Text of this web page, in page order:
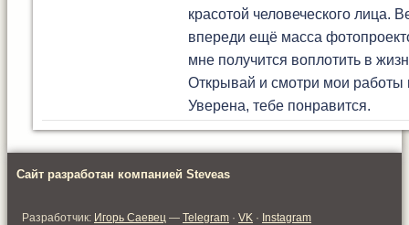
красотой человеческого лица.
впереди ещё масса
мне получится воплотить в
Открывай и смотри мои работы
Уверена, тебе понравится.
Сайт разработан компанией Steveas
Разработчик: Игорь Саевец — Telegram · VK · Instagram